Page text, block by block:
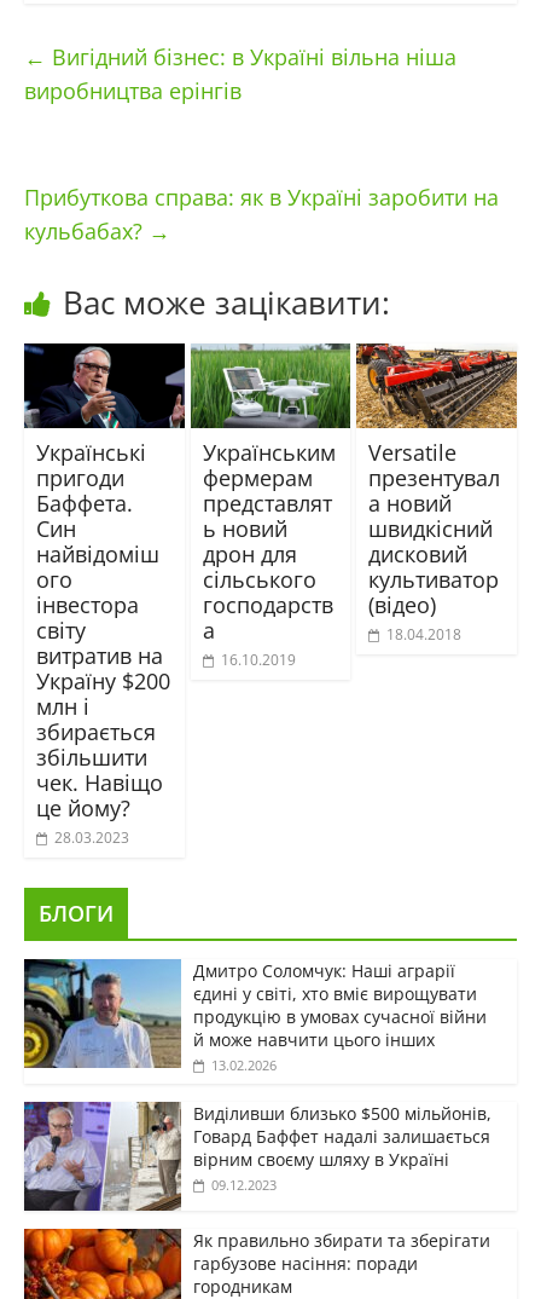
← Вигідний бізнес: в Україні вільна ніша
виробництва ерінгів
Прибуткова справа: як в Україні заробити на
кульбабах? →
Вас може зацікавити:
Українські
пригоди
Баффета.
Син
найвідоміш
ого
інвестора
світу
витратив на
Україну $200
млн і
збирається
збільшити
чек. Навіщо
це йому?
28.03.2023
Українським
фермерам
представлят
ь новий
дрон для
сільського
господарств
а
16.10.2019
Versatile
презентувал
а новий
швидкісний
дисковий
культиватор
(відео)
18.04.2018
БЛОГИ
Дмитро Соломчук: Наші аграрії
єдині у світі, хто вміє вирощувати
продукцію в умовах сучасної війни
й може навчити цього інших
13.02.2026
Виділивши близько $500 мільйонів,
Говард Баффет надалі залишається
вірним своєму шляху в Україні
09.12.2023
Як правильно збирати та зберігати
гарбузове насіння: поради
городникам